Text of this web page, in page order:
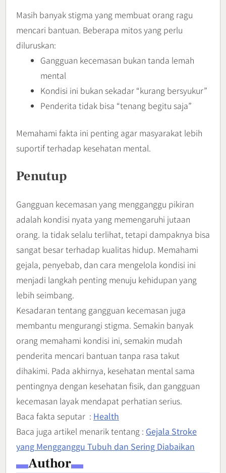
Masih banyak stigma yang membuat orang ragu
mencari bantuan. Beberapa mitos yang perlu
diluruskan:
Gangguan kecemasan bukan tanda lemah
mental
Kondisi ini bukan sekadar “kurang bersyukur”
Penderita tidak bisa “tenang begitu saja”
Memahami fakta ini penting agar masyarakat lebih
suportif terhadap kesehatan mental.
Penutup
Gangguan kecemasan yang mengganggu pikiran
adalah kondisi nyata yang memengaruhi jutaan
orang. Ia tidak selalu terlihat, tetapi dampaknya bisa
sangat besar terhadap kualitas hidup. Memahami
gejala, penyebab, dan cara mengelola kondisi ini
menjadi langkah penting menuju kehidupan yang
lebih seimbang.
Kesadaran tentang gangguan kecemasan juga
membantu mengurangi stigma. Semakin banyak
orang memahami kondisi ini, semakin mudah
penderita mencari bantuan tanpa rasa takut
dihakimi. Pada akhirnya, kesehatan mental sama
pentingnya dengan kesehatan fisik, dan gangguan
kecemasan layak mendapat perhatian serius.
Baca fakta seputar : Health
Baca juga artikel menarik tentang : Gejala Stroke
yang Mengganggu Tubuh dan Sering Diabaikan
Author